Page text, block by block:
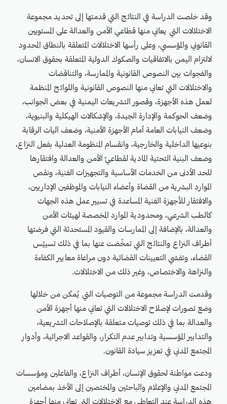
وقد خلصت الدراسة في النتائج التي قدمتها إلى تحديد مجموعة
الاختلالات التي يعاني منها قطاعي الأمن والعدالة على المستويين
القانوني والمؤسسي، وعلى رأسها الاختلالات المتعلقة بالنطاق المحدود
لالتزام اليمن بالاتفاقيات والصكوك الدولية المتعلقة بحقوق الانسان،
والفجوات بين النصوص القانونية والممارسة، والتناقضات
والاختلالات التي تعاني منها النصوص القانونية واللوائح المنظمة
لعمل هذه الأجهزة، وقصور التشريعات اليمنية في بعض الجوانب،
وضعف الحوكمة والإدارة الجيدة، والإشكالات الهيكلية والبنيوية،
وضعف النيابات العامة أمام الأجهزة الأمنية، وضعف آليات الرقابة
بنوعيها الداخلية والخارجية، وانقسام المنظومة العدلية بفعل النزاع،
وضعف البنية التحتية المادية لقطاعيّ الأمن والعدالة وافتقارها
للحد الأدنى من الخدمات الأساسية والتجهيزات الفنية، ونقص
الموارد البشرية من القضاة وأعضاء النيابات والموظفين الإداريين،
والافتقار للأجهزة الفنية المساعدة في تسيير عمل هذه الجهات
كالطب الشرعي، ومحدودية الموارد المخصصة لهيئات الأمن
والعدالة، بالإضافة إلى الممارسات والقيود المستحدثة التي فرضتها
أطراف النزاع والنتائج التي تمخّضت عنها بما في ذلك تسييّس
القضاء، وتفشي التعيينات القضائية دون مراعاة معايير الكفاءة
والنزاهة والاختصاص، وغير ذلك من الاختلالات.
وقدمت الدراسة مجموعة من التوصيات التي يُمكن من خلالها
وضع تصورات لإصلاح الاختلالات التي تعاني منها أجهزة الأمن
والعدالة بما في ذلك توصيات متعلقة بالإصلاحات التشريعية،
والتدابير المؤسسية وتدابير عدم التكرار، والقواعد الاجرائية، وأدوار
المجتمع المدني في تعزيز سيادة القانون.
ودعت مواطنة لحقوق الإنسان، أطراف النزاع، والفاعلين ومؤسسات
المجتمع المدني والإعلام والباحثين والمختصين إلى الأخذ بمضامين
هذه الدراسة عند التعاطي مع الاختلالات التي تعاني منها أجهزة